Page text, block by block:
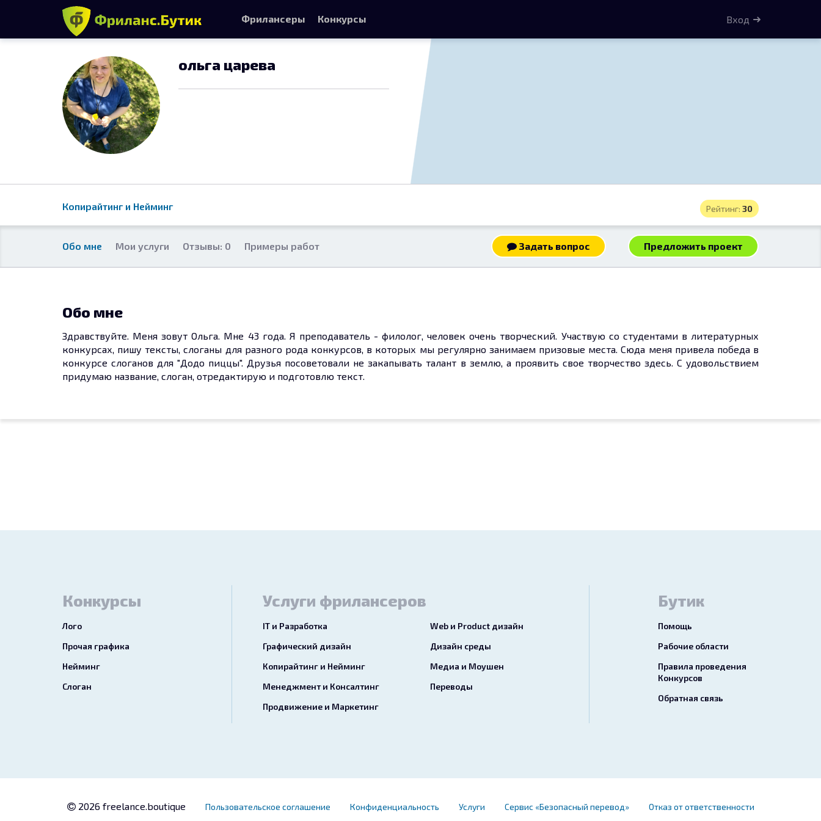
ольга царева
Рейтинг: 30
Копирайтинг и Нейминг
Обо мне Мои услуги Отзывы: 0 Примеры работ Задать вопрос Предложить проект
Обо мне
Здравствуйте. Меня зовут Ольга. Мне 43 года. Я преподаватель - филолог, человек очень творческий. Участвую со студентами в литературных
конкурсах, пишу тексты, слоганы для разного рода конкурсов, в которых мы регулярно занимаем призовые места. Сюда меня привела победа в
конкурсе слоганов для "Додо пиццы". Друзья посоветовали не закапывать талант в землю, а проявить свое творчество здесь. С удовольствием
придумаю название, слоган, отредактирую и подготовлю текст.
Фрилансеры Конкурсы Вход
Конкурсы
Лого
Прочая графика
Нейминг
Слоган
Услуги фрилансеров
IT и Разработка
Web и Product дизайн
Графический дизайн
Дизайн среды
Копирайтинг и Нейминг
Медиа и Моушен
Менеджмент и Консалтинг
Переводы
Продвижение и Маркетинг
Бутик
Помощь
Рабочие области
Правила проведения
Конкурсов
Обратная связь
2026 freelance.boutique Пользовательское соглашение Конфиденциальность Услуги Сервис «Безопасный перевод» Отказ от ответственности